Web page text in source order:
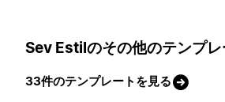
Sev Estilのその他のテンプレ
33件のテンプレートを見る